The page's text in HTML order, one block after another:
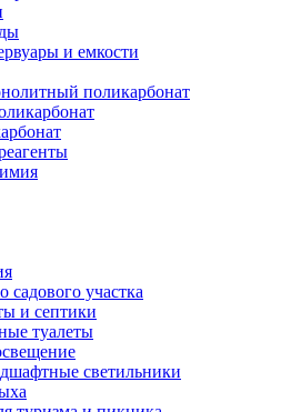
и емкости
поликарбонат
садового участка
и септики
туалеты
светильники